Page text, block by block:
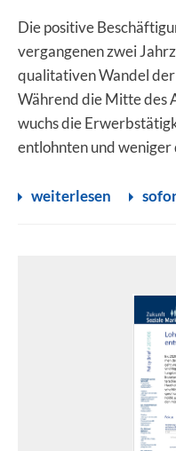
Die positive
vergangenen zwei
qualitativen Wandel
Während die Mitte des
wuchs die
entlohnten und
weiterlesen